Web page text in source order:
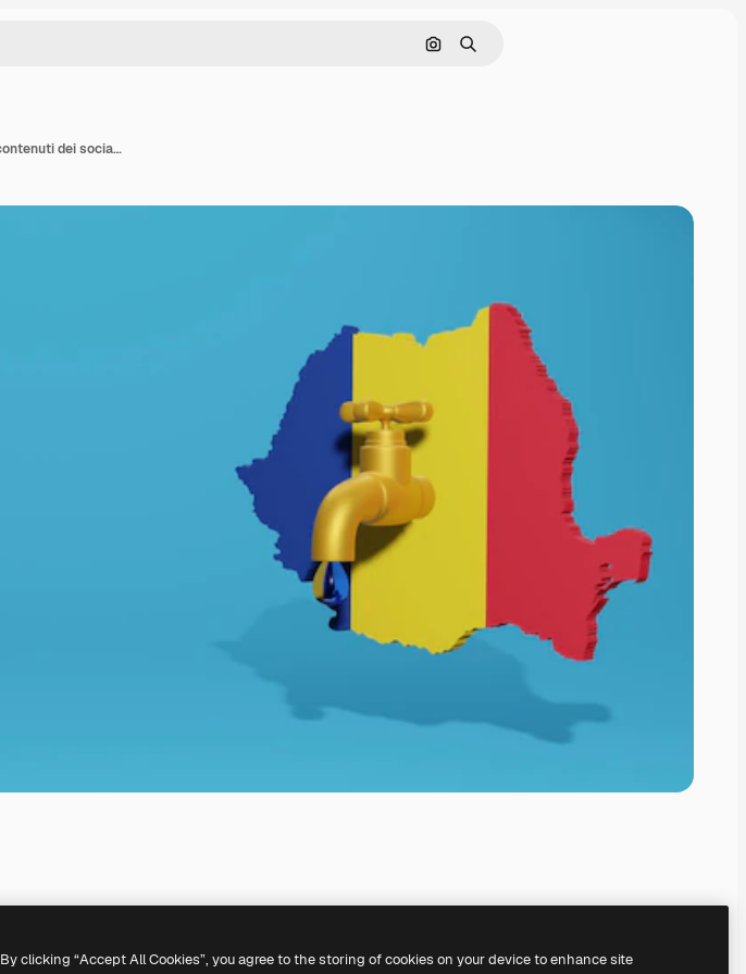
Cerca per immagine
Ricerca
Crisi idrica e stagione secca in Romania per infografiche e contenuti dei social media nel rendering 3D
By clicking “Accept All Cookies”, you agree to the storing of cookies on your device to enhance site